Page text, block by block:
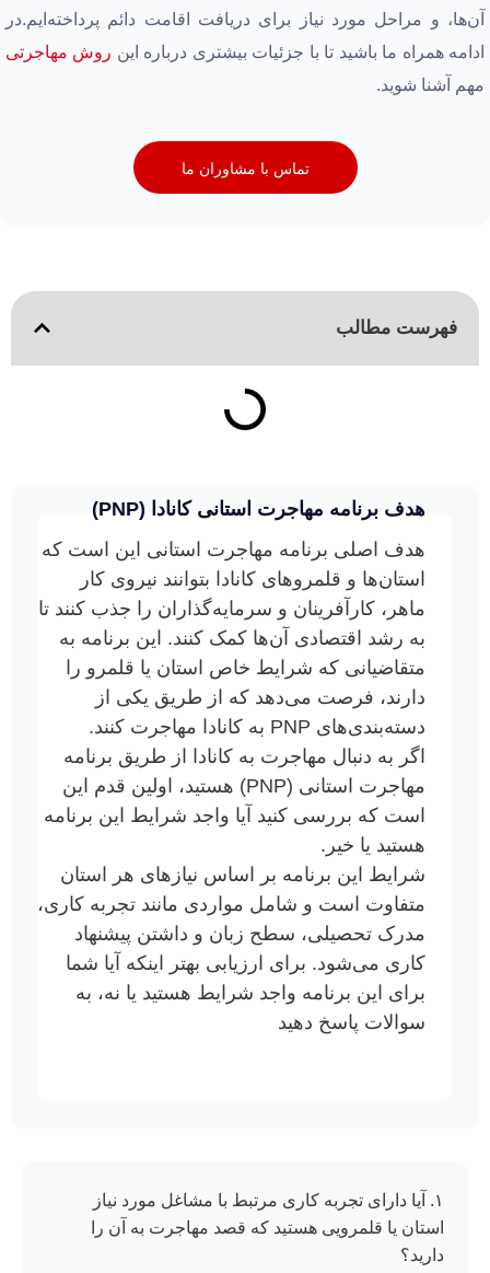
آن‌ها، و مراحل مورد نیاز برای دریافت اقامت دائم پرداخته‌ایم.در
ادامه همراه ما باشید تا با جزئیات بیشتری درباره این روش مهاجرتی
مهم آشنا شوید.
تماس با مشاوران ما
فهرست مطالب
هدف برنامه مهاجرت استانی کانادا (PNP)
هدف اصلی برنامه مهاجرت استانی این است که
استان‌ها و قلمروهای کانادا بتوانند نیروی کار
ماهر، کارآفرینان و سرمایه‌گذاران را جذب کنند تا
به رشد اقتصادی آن‌ها کمک کنند. این برنامه به
متقاضیانی که شرایط خاص استان یا قلمرو را
دارند، فرصت می‌دهد که از طریق یکی از
دسته‌بندی‌های PNP به کانادا مهاجرت کنند.
اگر به دنبال مهاجرت به کانادا از طریق برنامه
مهاجرت استانی (PNP) هستید، اولین قدم این
است که بررسی کنید آیا واجد شرایط این برنامه
هستید یا خیر.
شرایط این برنامه بر اساس نیازهای هر استان
متفاوت است و شامل مواردی مانند تجربه کاری،
مدرک تحصیلی، سطح زبان و داشتن پیشنهاد
کاری می‌شود. برای ارزیابی بهتر اینکه آیا شما
برای این برنامه واجد شرایط هستید یا نه، به
سوالات پاسخ دهید
۱. آیا دارای تجربه کاری مرتبط با مشاغل مورد نیاز
استان یا قلمرویی هستید که قصد مهاجرت به آن را
دارید؟